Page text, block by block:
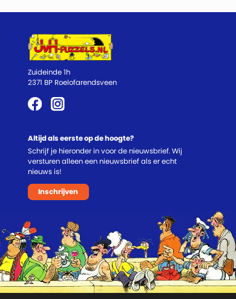
Zuideinde 1h
2371 BP Roelofarendsveen
Altijd als eerste op de hoogte?
Schrijf je hieronder in voor de nieuwsbrief. Wij
versturen alleen een nieuwsbrief als er echt
nieuws is!
Inschrijven